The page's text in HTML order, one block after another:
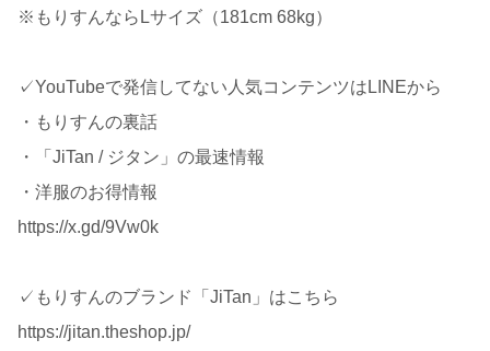
※もりすんならLサイズ（181cm 68kg）
✓YouTubeで発信してない人気コンテンツはLINEから
・もりすんの裏話
・「JiTan / ジタン」の最速情報
・洋服のお得情報
https://x.gd/9Vw0k
✓もりすんのブランド「JiTan」はこちら
https://jitan.theshop.jp/